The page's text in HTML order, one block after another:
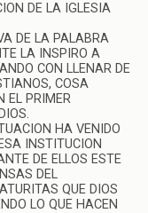
DE LA IGLESIA
DE LA PALABRA
LA INSPIRO A
CON LLENAR DE
COSA
EL PRIMER
HA VENIDO
INSTITUCION
DE ELLOS ESTE
DEL
QUE DIOS
LO QUE HACEN